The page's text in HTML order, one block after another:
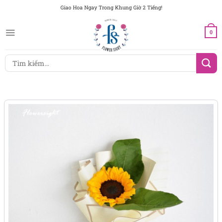
dung
Giao Hoa Ngay Trong Khung Giờ 2 Tiếng!
0
Tìm
kiếm: